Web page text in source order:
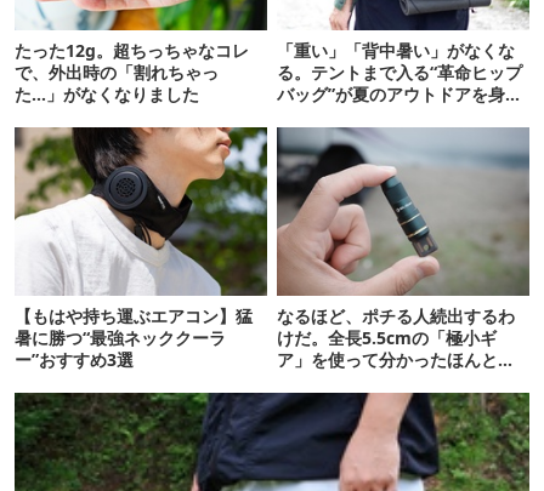
たった12g。超ちっちゃなコレ
で、外出時の「割れちゃっ
た…」がなくなりました
「重い」「背中暑い」がなくな
る。テントまで入る“革命ヒップ
バッグ”が夏のアウトドアを身軽
【もはや持ち運ぶエアコン】猛
暑に勝つ“最強ネッククーラ
ー”おすすめ3選
なるほど、ポチる人続出するわ
けだ。全長5.5cmの「極小ギ
ア」を使って分かったほんとの